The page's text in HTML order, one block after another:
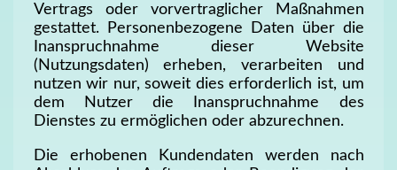
Vertrags oder vorvertraglicher Maßnahmen
gestattet. Personenbezogene Daten über die
Inanspruchnahme dieser Website
(Nutzungsdaten) erheben, verarbeiten und
nutzen wir nur, soweit dies erforderlich ist, um
dem Nutzer die Inanspruchnahme des
Dienstes zu ermöglichen oder abzurechnen.
Die erhobenen Kundendaten werden nach